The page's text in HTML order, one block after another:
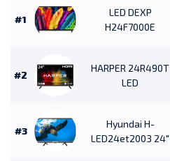
#1
LED DEXP
H24F7000E
#2
HARPER 24R490T
LED
#3
Hyundai H-
LED24et2003 24″